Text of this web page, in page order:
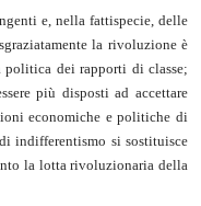
e, nella fattispecie, delle
la rivoluzione è
politica dei rapporti di classe;
più disposti ad accettare
economiche e politiche di
indifferentismo si sostituisce
la lotta rivoluzionaria della